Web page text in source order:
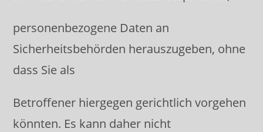
personenbezogene Daten an
Sicherheitsbehörden herauszugeben, ohne
dass Sie als
Betroffener hiergegen gerichtlich vorgehen
könnten. Es kann daher nicht